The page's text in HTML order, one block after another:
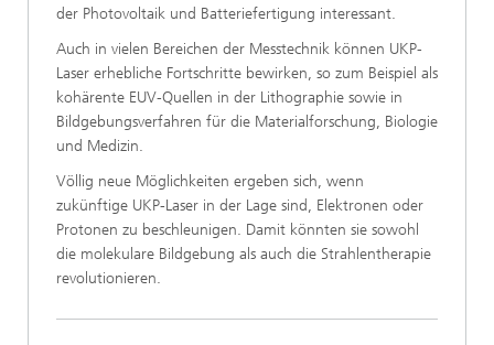
der Photovoltaik und Batteriefertigung interessant.
Auch in vielen Bereichen der Messtechnik können UKP-
Laser erhebliche Fortschritte bewirken, so zum Beispiel als
kohärente EUV-Quellen in der Lithographie sowie in
Bildgebungsverfahren für die Materialforschung, Biologie
und Medizin.
Völlig neue Möglichkeiten ergeben sich, wenn
zukünftige UKP-Laser in der Lage sind, Elektronen oder
Protonen zu beschleunigen. Damit könnten sie sowohl
die molekulare Bildgebung als auch die Strahlentherapie
revolutionieren.